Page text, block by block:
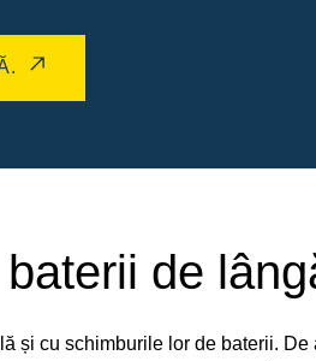
de
și cu schimburile lor de baterii.